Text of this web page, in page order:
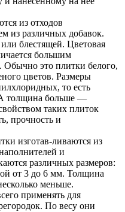
из отходов
из различных добавок.
блестящей. Цветовая
большим
Обычно это плитки белого,
цветов. Размеры
то есть
толщина больше —
таких плиток
прочность и
изготав-ливаются из
и
различных размеров:
от 3 до 6 мм. Толщина
меньше.
применять для
По весу они